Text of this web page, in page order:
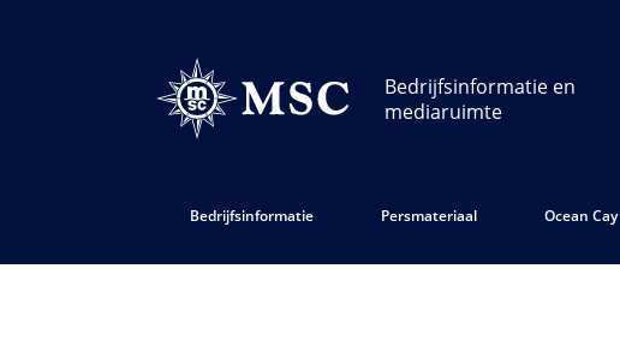
Bedrijfsinformatie en
mediaruimte
Bedrijfsinformatie Persmateriaal Ocean Cay